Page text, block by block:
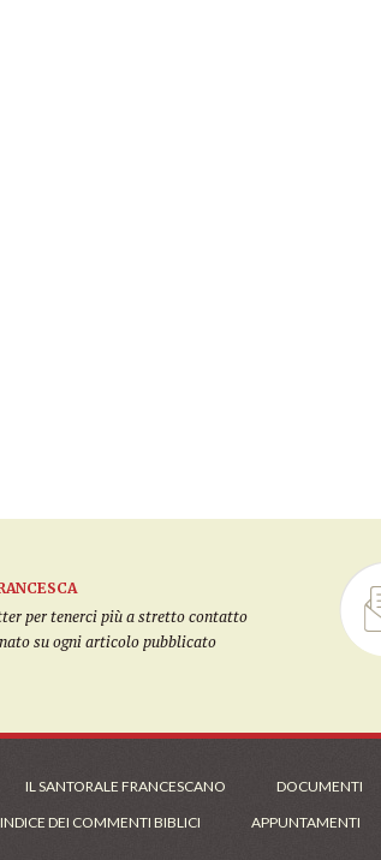
per tenerci più a stretto contatto
su ogni articolo pubblicato
IL SANTORALE FRANCESCANO DOCUMENTI
INDICE DEI COMMENTI BIBLICI APPUNTAMENTI